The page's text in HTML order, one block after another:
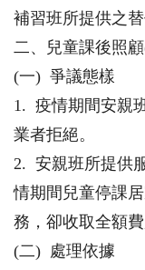
補習班所提供之替
二、兒童課後照
(一) 爭議態樣
1. 疫情期間安親
業者拒絕。
2. 安親班所提供
情期間兒童停課
務，卻收取全額費
(二) 處理依據